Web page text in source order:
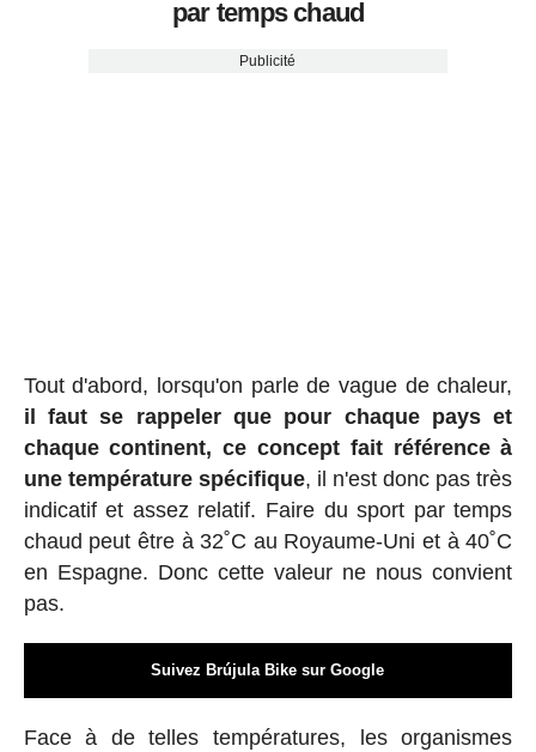
par temps chaud
Publicité
Tout d'abord, lorsqu'on parle de vague de chaleur,
il faut se rappeler que pour chaque pays et
chaque continent, ce concept fait référence à
une température spécifique, il n'est donc pas très
indicatif et assez relatif. Faire du sport par temps
chaud peut être à 32˚C au Royaume-Uni et à 40˚C
en Espagne. Donc cette valeur ne nous convient
pas.
Suivez Brújula Bike sur Google
Face à de telles températures, les organismes